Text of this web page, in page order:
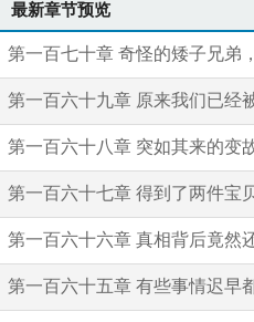
最新章节预览
第一百七十章 奇怪的矮子兄弟
第一百六十九章 原来我们已经
第一百六十八章 突如其来的变
第一百六十七章 得到了两件宝
第一百六十六章 真相背后竟然
第一百六十五章 有些事情迟早